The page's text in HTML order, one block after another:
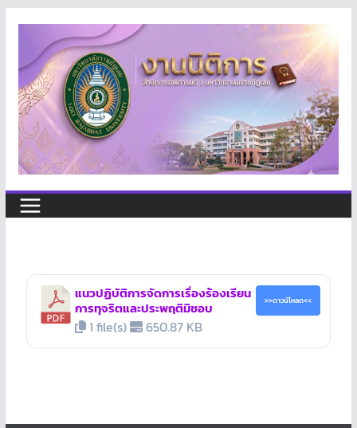
แนวปฏิบัติการจัดการเรื่องร้องเรียน
การทุจริตและประพฤติมิชอบ
1 file(s) 650.87 KB
>>ดาวน์โหลด<<